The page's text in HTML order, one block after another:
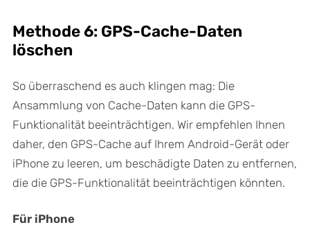
Methode 6: GPS-Cache-Daten
löschen
So überraschend es auch klingen mag: Die
Ansammlung von Cache-Daten kann die GPS-
Funktionalität beeinträchtigen. Wir empfehlen Ihnen
daher, den GPS-Cache auf Ihrem Android-Gerät oder
iPhone zu leeren, um beschädigte Daten zu entfernen,
die die GPS-Funktionalität beeinträchtigen könnten.
Für iPhone